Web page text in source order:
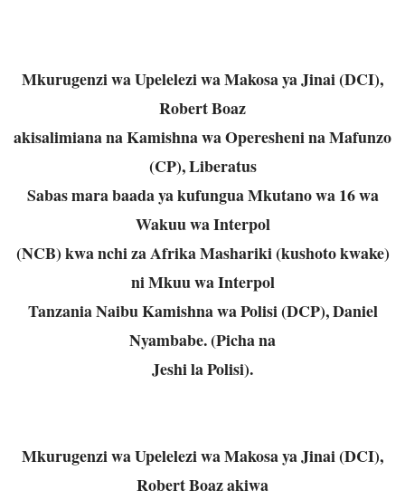
Mkurugenzi wa Upelelezi wa Makosa ya Jinai (DCI),
Robert Boaz
akisalimiana na Kamishna wa Operesheni na Mafunzo
(CP), Liberatus
Sabas mara baada ya kufungua Mkutano wa 16 wa
Wakuu wa Interpol
(NCB) kwa nchi za Afrika Mashariki (kushoto kwake)
ni Mkuu wa Interpol
Tanzania Naibu Kamishna wa Polisi (DCP), Daniel
Nyambabe. (Picha na
Jeshi la Polisi).
Mkurugenzi wa Upelelezi wa Makosa ya Jinai (DCI),
Robert Boaz akiwa